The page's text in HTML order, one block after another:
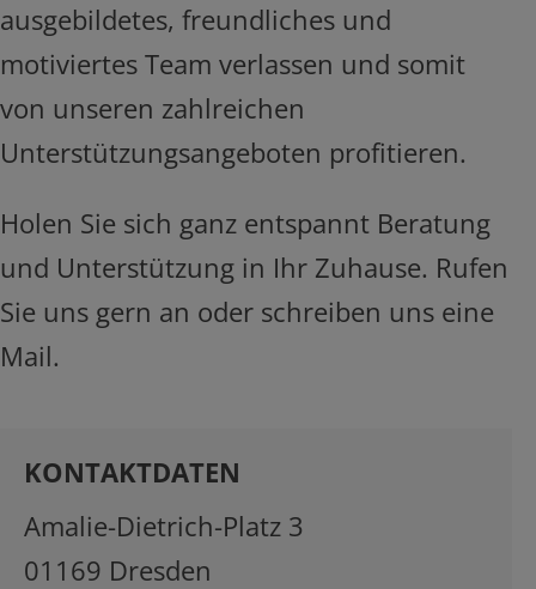
ausgebildetes, freundliches und
motiviertes Team verlassen und somit
von unseren zahlreichen
Unterstützungsangeboten profitieren.
Holen Sie sich ganz entspannt Beratung
und Unterstützung in Ihr Zuhause. Rufen
Sie uns gern an oder schreiben uns eine
Mail.
KONTAKTDATEN
Amalie-Dietrich-Platz 3
01169 Dresden